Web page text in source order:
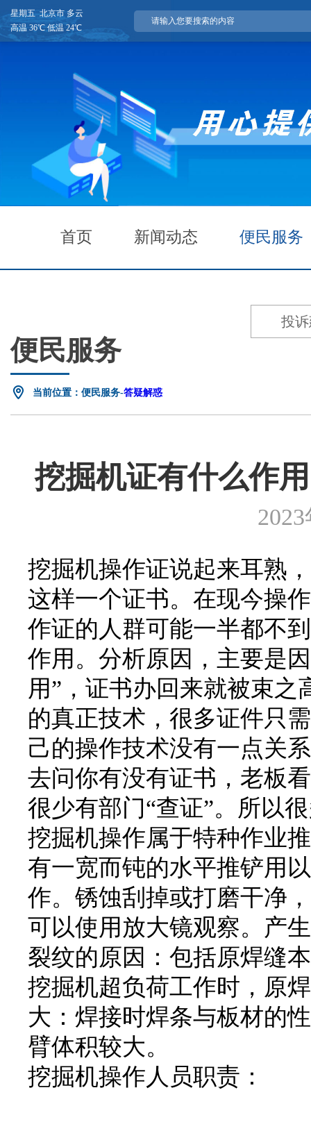
星期五 北京市 多云
高温 36℃ 低温 24℃
首页 新闻动态 便民服务
便民服务
投
当前位置：便民服务-答疑解惑
挖掘机证有什么作
挖掘机操作证说起来耳熟
这样一个证书。在现今操
作证的人群可能一半都不
作用。分析原因，主要是
用”，证书办回来就被束
的真正技术，很多证件只
己的操作技术没有一点关
去问你有没有证书，老板
很少有部门“查证”。所以
挖掘机操作属于特种作业
有一宽而钝的水平推铲用
作。锈蚀刮掉或打磨干净
可以使用放大镜观察。产
裂纹的原因：包括原焊缝
挖掘机超负荷工作时，原
大：焊接时焊条与板材的
臂体积较大。
挖掘机操作人员职责：